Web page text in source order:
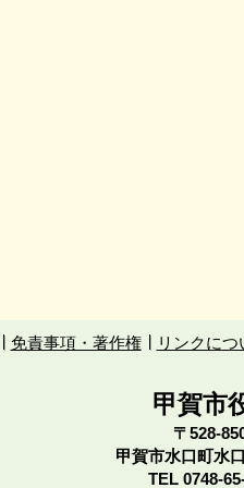
免責事項・著作権 リンクにつ
甲賀市
〒528-
甲賀市水口町水
TEL 0748-